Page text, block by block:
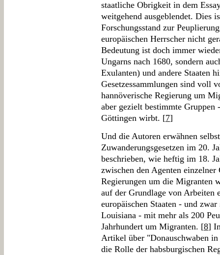
staatliche Obrigkeit in dem
weitgehend ausgeblendet. Dies
Forschungsstand zur
europäischen Herrscher nicht
Bedeutung ist doch immer
Ungarns nach 1680, sondern
Exulanten) und andere Staaten
Gesetzessammlungen sind voll
hannöverische Regierung um
aber gezielt bestimmte
Göttingen wirbt. [7]
Und die Autoren erwähnen
Zuwanderungsgesetzen im 20.
beschrieben, wie heftig im 18.
zwischen den Agenten einzelner
Regierungen um die Migranten
auf der Grundlage von Arbeiten
europäischen Staaten - und
Louisiana - mit mehr als 200
Jahrhundert um Migranten. [8]
Artikel über "Donauschwaben
die Rolle der habsburgischen